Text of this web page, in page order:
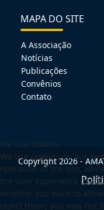
MAPA DO SITE
A Associação
Notícias
Publicações
Convênios
Contato
Copyright 2026 -
We use cookies
We use cookies on our
operation of the site,
the user experience
whether you want to
reject them, you may not